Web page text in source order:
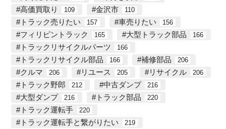
高価買取り 109 金沢市 110
トラック売りたい 157 車売りたい 156
フィリピントラック 165 大型トラック部品 166
トラックリサイクルパーツ 166
トラックリサイクル部品 166 補修部品 206
クルマ 206 リユース 205 リサイクル 206
トラック野郎 212 中古ダンプ 216
大型ダンプ 216 トラック部品 220
トラック運転手 220
トラック運転手と繋がりたい 219